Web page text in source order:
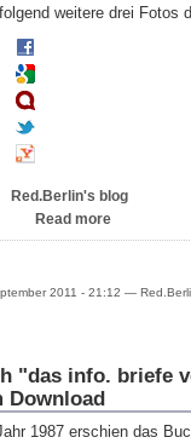
weitere drei Fotos
Red.Berlin's blog
Read more
2011 - 21:12 —
"das info. briefe
Download
1987 erschien das